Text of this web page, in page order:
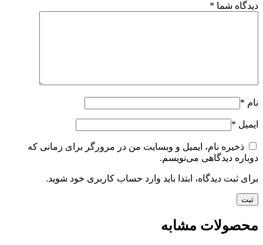
دیدگاه شما *
نام *
ایمیل *
ذخیره نام، ایمیل و وبسایت من در مرورگر برای زمانی که
دوباره دیدگاهی می‌نویسم.
برای ثبت دیدگاه، ابتدا باید وارد حساب کاربری خود شوید.
محصولات مشابه